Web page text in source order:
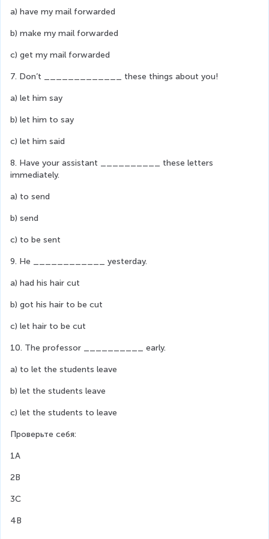
a) have my mail forwarded
b) make my mail forwarded
c) get my mail forwarded
7. Don’t _____________ these things about you!
a) let him say
b) let him to say
c) let him said
8. Have your assistant __________ these letters
immediately.
a) to send
b) send
c) to be sent
9. He ____________ yesterday.
a) had his hair cut
b) got his hair to be cut
c) let hair to be cut
10. The professor __________ early.
a) to let the students leave
b) let the students leave
c) let the students to leave
Проверьте себя:
1А
2B
3C
4B